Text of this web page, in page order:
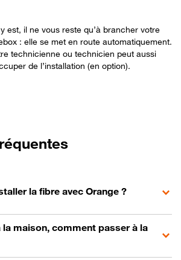
est, il ne vous reste qu’à brancher votre
: elle se met en route automatiquement.
technicienne ou technicien peut aussi
de l’installation (en option).
la fibre avec Orange ?
la maison, comment passer à la